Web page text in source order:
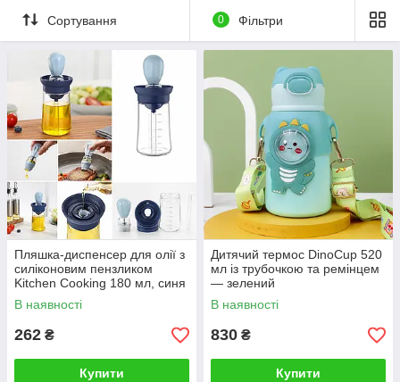
Сортування 0 Фільтри
Пляшка-диспенсер для олії з
силіконовим пензликом
Kitchen Cooking 180 мл, синя
В наявності
262 ₴
Купити
Дитячий термос DinoCup 520
мл із трубочкою та ремінцем
— зелений
В наявності
830 ₴
Купити